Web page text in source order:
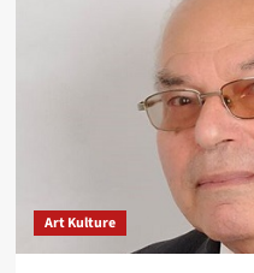
Art Kulture